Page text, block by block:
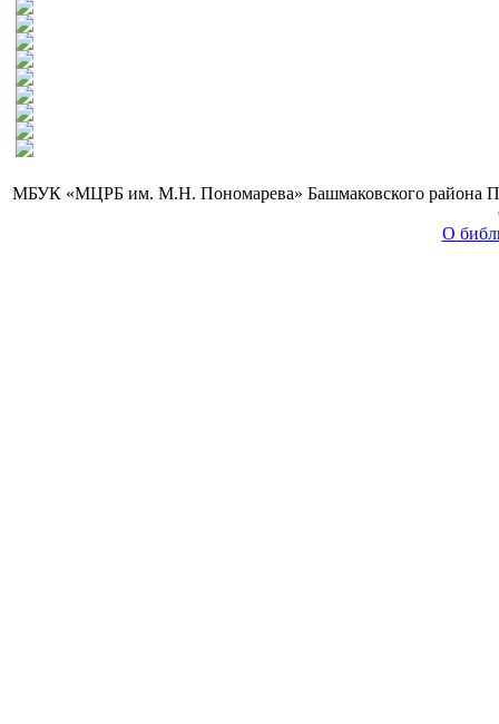
МБУК «МЦРБ им. М.Н. Пономарева» Башмаковского района
О